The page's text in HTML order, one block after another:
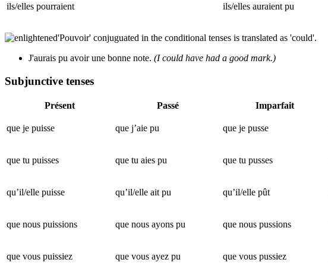
ils/elles pourraient ils/elles auraient pu
'Pouvoir' conjuguated in the conditional tenses is translated as 'could'.
J'aurais pu avoir une bonne note. (I could have had a good mark.)
Subjunctive tenses
Présent Passé Imparfait
que je puisse que j’aie pu que je pusse
que tu puisses que tu aies pu que tu pusses
qu’il/elle puisse qu’il/elle ait pu qu’il/elle pût
que nous puissions que nous ayons pu que nous pussions
que vous puissiez que vous ayez pu que vous pussiez